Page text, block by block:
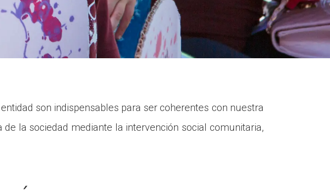
son indispensables para ser coherentes con nuestra
la sociedad mediante la intervención social comunitaria,